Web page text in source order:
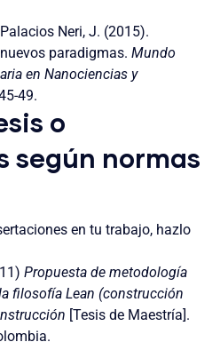
Neri, J. (2015).
paradigmas. Mundo
en Nanociencias y
49.
o
según normas
en tu trabajo, hazlo
Propuesta de metodología
filosofía Lean (construcción
[Tesis de Maestría].